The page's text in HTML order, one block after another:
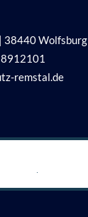
38440 Wolfsburg
remstal.de